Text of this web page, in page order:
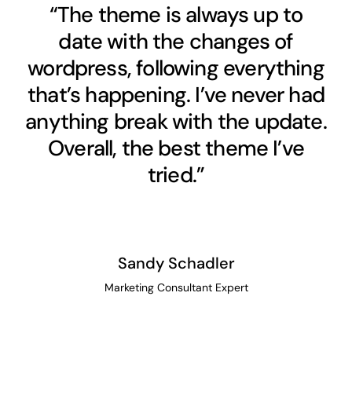
“The theme is always up to
date with the changes of
wordpress, following everything
that’s happening. I’ve never had
anything break with the update.
Overall, the best theme I’ve
tried.”
Sandy Schadler
Marketing Consultant Expert